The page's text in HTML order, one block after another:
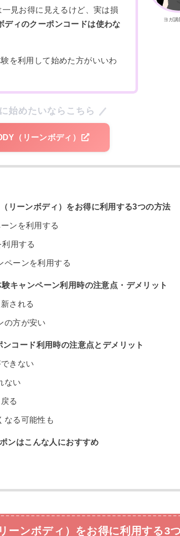
ヨガ講
見お得に見えるけど、実は損
ディのクーポンコードは使わな
を利用して始めた方がいいわ
始めたいならこちら
（リーンボディ）
リーンボディ）をお得に利用する3つの方法
ンを利用する
用する
ペーンを利用する
キャンペーン利用時の注意点・デメリット
される
の方が安い
コード利用時の注意点とデメリット
きない
ない
る
なる可能性も
ンはこんな人におすすめ
ーンボディ）をお得に利用する3